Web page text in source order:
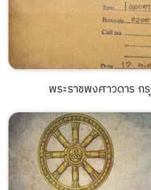
พระราชพงศาวดาร ก